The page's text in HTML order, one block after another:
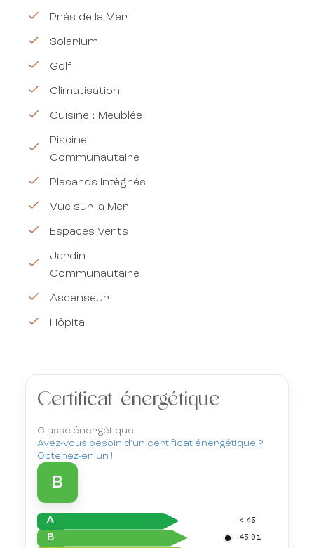
Près de la Mer
Solarium
Golf
Climatisation
Cuisine : Meublée
Piscine
Communautaire
Placards Intégrés
Vue sur la Mer
Espaces Verts
Jardin
Communautaire
Ascenseur
Hôpital
Certificat énergétique
Classe énergétique
Avez-vous besoin d'un certificat énergétique ?
Obtenez-en un !
B
A < 45
B 45-91